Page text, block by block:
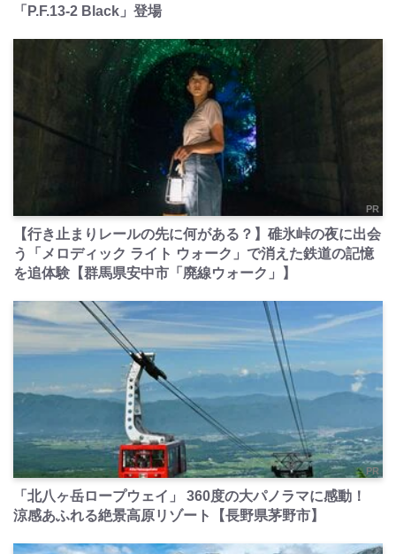
「P.F.13-2 Black」登場
PR
【行き止まりレールの先に何がある？】碓氷峠の夜に出会
う「メロディック ライト ウォーク」で消えた鉄道の記憶
を追体験【群馬県安中市「廃線ウォーク」】
PR
「北八ヶ岳ロープウェイ」 360度の大パノラマに感動！
涼感あふれる絶景高原リゾート【長野県茅野市】